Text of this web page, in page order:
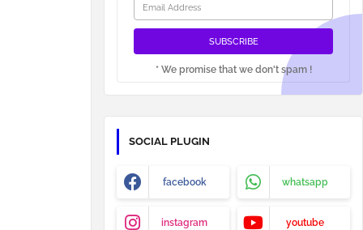
* We promise that we don't spam !
SOCIAL PLUGIN
facebook whatsapp
instagram youtube